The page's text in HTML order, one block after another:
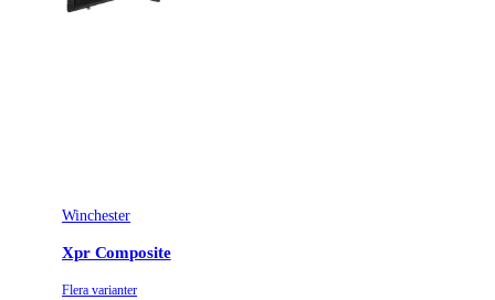
Winchester
Xpr Composite
Flera varianter